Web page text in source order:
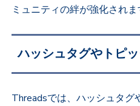
ミュニティの絆が強化されま
ハッシュタグやトピ
Threadsでは、ハッシュタグ